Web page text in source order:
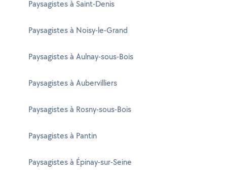
Paysagistes à Saint-Denis
Paysagistes à Noisy-le-Grand
Paysagistes à Aulnay-sous-Bois
Paysagistes à Aubervilliers
Paysagistes à Rosny-sous-Bois
Paysagistes à Pantin
Paysagistes à Épinay-sur-Seine